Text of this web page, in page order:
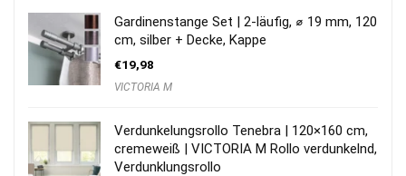
Gardinenstange Set | 2-läufig, ⌀ 19 mm, 120
cm, silber + Decke, Kappe
€19,98
VICTORIA M
Verdunkelungsrollo Tenebra | 120×160 cm,
cremeweiß | VICTORIA M Rollo verdunkelnd,
Verdunklungsrollo